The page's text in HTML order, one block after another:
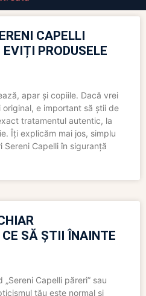
CAPELLI
PRODUSELE
apar și copiile. Dacă vrei
original, e important să știi de
tratamentul autentic, la
Îți explicăm mai jos, simplu
Sereni Capelli în siguranță
SĂ ȘTII ÎNAINTE
Capelli păreri” sau
tău este normal și